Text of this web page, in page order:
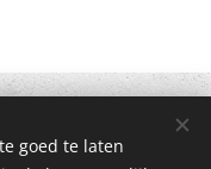
Cookies
goed te laten